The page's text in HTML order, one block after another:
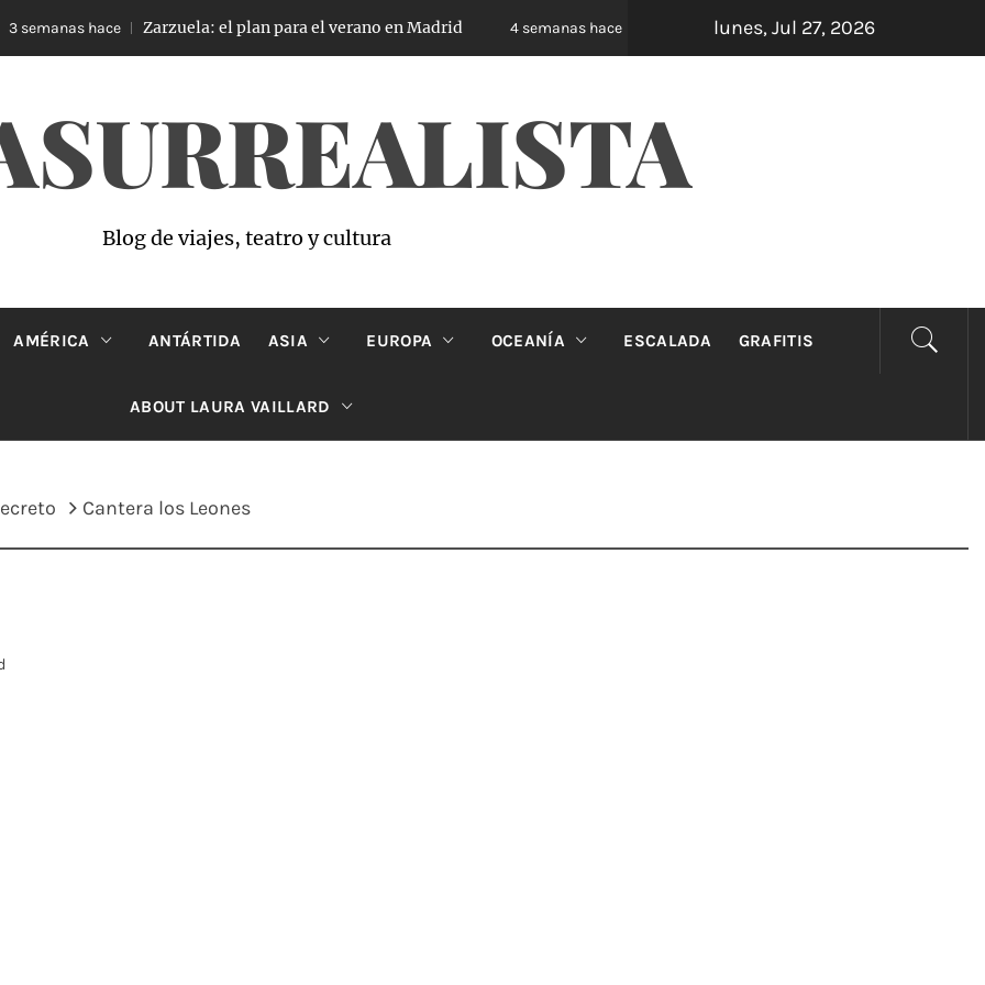
semanas hace Zarzuela: el plan para el verano en Madrid 4 semanas hace Oveja Negra: el unipersonal que se ríe de los
lunes, Jul 27, 2026
Blog de viajes, teatro y cultura
AMÉRICA ANTÁRTIDA ASIA EUROPA OCEANÍA ESCALADA GRAFITIS
ABOUT LAURA VAILLARD
Cantera los Leones